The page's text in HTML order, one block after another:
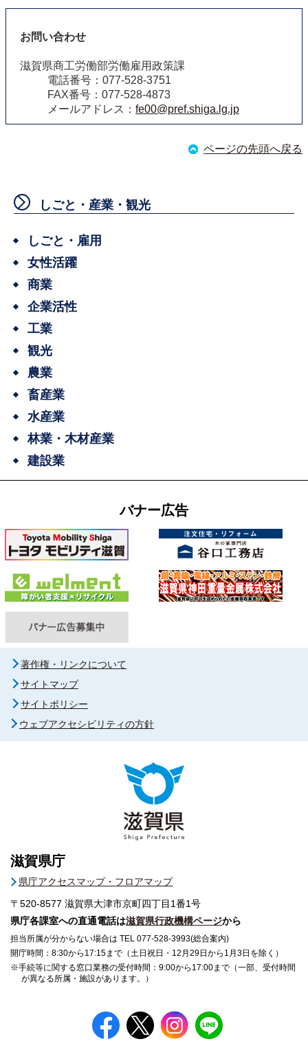
お問い合わせ
滋賀県商工労働部労働雇用政策課
電話番号：077-528-3751
FAX番号：077-528-4873
メールアドレス： fe00@pref.shiga.lg.jp
ページの先頭へ戻る
しごと・産業・観光
しごと・雇用
女性活躍
商業
企業活性
工業
観光
農業
畜産業
水産業
林業・木材産業
建設業
バナー広告
著作権・リンクについて
サイトマップ
サイトポリシー
ウェブアクセシビリティの方針
滋賀県庁
県庁アクセスマップ・フロアマップ
〒520-8577 滋賀県大津市京町四丁目1番1号
県庁各課室への直通電話は滋賀県行政機構ページから
担当所属が分からない場合は TEL 077-528-3993(総合案内)
開庁時間：8:30から17:15まで（土日祝日・12月29日から1月3日を除く）
※手続等に関する窓口業務の受付時間：9:00から17:00まで（一部、受付時間
が異なる所属・施設があります。）